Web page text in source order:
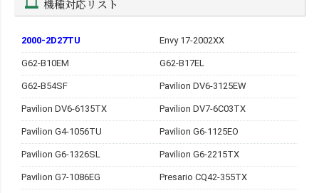
機種対応リスト
2000-2D27TU Envy 17-2002XX
G62-B10EM G62-B17EL
G62-B54SF Pavilion DV6-3125EW
Pavilion DV6-6135TX Pavilion DV7-6C03TX
Pavilion G4-1056TU Pavilion G6-1125EO
Pavilion G6-1326SL Pavilion G6-2215TX
Pavilion G7-1086EG Presario CQ42-355TX